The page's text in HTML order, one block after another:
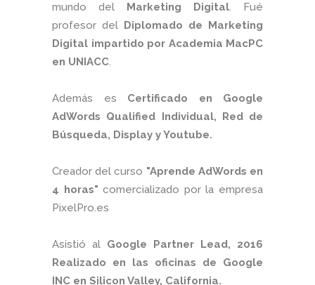
mundo del Marketing Digital. Fué
profesor del Diplomado de Marketing
Digital impartido por Academia MacPC
en UNIACC.
Además es Certificado en Google
AdWords Qualified Individual, Red de
Búsqueda, Display y Youtube.
Creador del curso "Aprende AdWords en
4 horas" comercializado por la empresa
PixelPro.es
Asistió al Google Partner Lead, 2016
Realizado en las oficinas de Google
INC en Silicon Valley, California.